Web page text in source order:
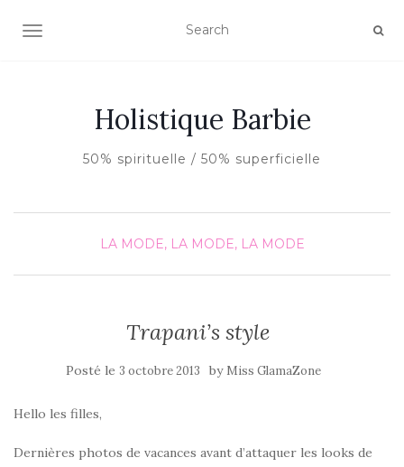
AFFICHER/MASQUER LA NAVIGATION
Holistique Barbie
50% spirituelle / 50% superficielle
LA MODE, LA MODE, LA MODE
Trapani’s style
Posté le 3 octobre 2013 by Miss GlamaZone
Hello les filles,
Dernières photos de vacances avant d’attaquer les looks de